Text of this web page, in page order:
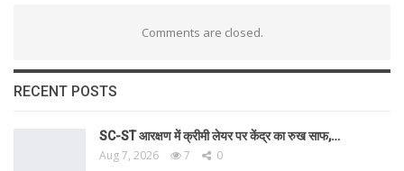
Comments are closed.
RECENT POSTS
SC-ST आरक्षण में क्रीमी लेयर पर केंद्र का रुख साफ,…
Aug 7, 2026 7 0